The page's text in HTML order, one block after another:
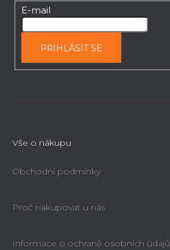
E-mail
PŘIHLÁSIT SE
Vše o nákupu
Obchodní podmínky
Proč nakupovat u nás
Informace o ochraně osobních údajů